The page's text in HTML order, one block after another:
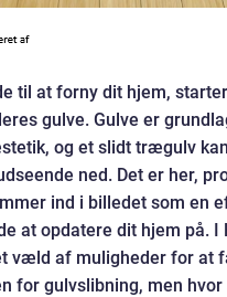
til at forny dit hjem,
gulve. Gulve er
og et slidt trægulv
ned. Det er her,
ind i billedet som en
at opdatere dit hjem på. I
væld af muligheder for at
for gulvslibning, men